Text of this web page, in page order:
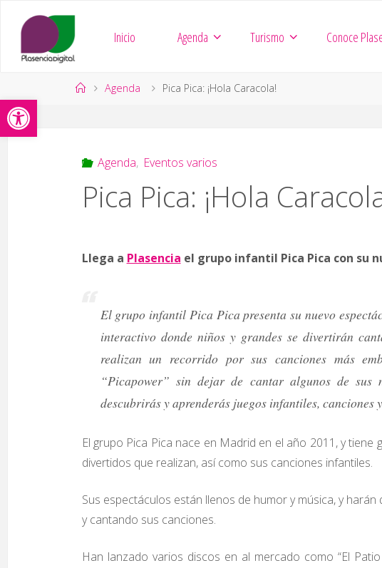
Abrir barra de herramientas
contenido
Inicio Agenda Turismo Conoce
PáginaAgenda Pica Pica: ¡Hola Caracola!
Agenda, Eventos varios
Pica Pica: ¡Hola
Llega a Plasencia el grupo infantil Pica Pica con su
El grupo infantil Pica Pica presenta su nuevo
interactivo donde niños y grandes se divertirán
realizan un recorrido por sus canciones más
“Picapower” sin dejar de cantar algunos de sus
descubrirás y aprenderás juegos infantiles,
El grupo Pica Pica nace en Madrid en el año 2011, y
divertidos que realizan, así como sus canciones infantiles.
Sus espectáculos están llenos de humor y música, y
y cantando sus canciones.
Han lanzado varios discos en al mercado como “El Patio